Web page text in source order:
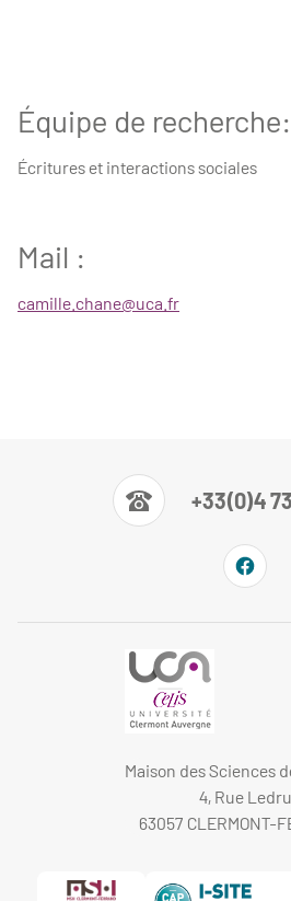
Équipe de recherche:
Écritures et interactions sociales
Mail :
camille.chane@uca.fr
+33(0)4
Maison des Sciences
4, Rue Ledru
63057 CLERMONT-